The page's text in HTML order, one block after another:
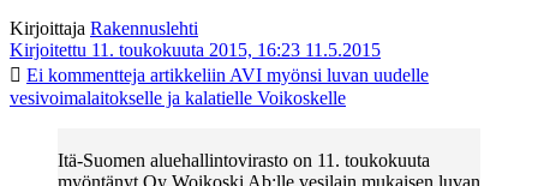
Kirjoittaja Rakennuslehti
Kirjoitettu 11. toukokuuta 2015, 16:23 11.5.2015
Ei kommentteja artikkeliin AVI myönsi luvan uudelle
vesivoimalaitokselle ja kalatielle Voikoskelle
Itä-Suomen aluehallintovirasto on 11. toukokuuta